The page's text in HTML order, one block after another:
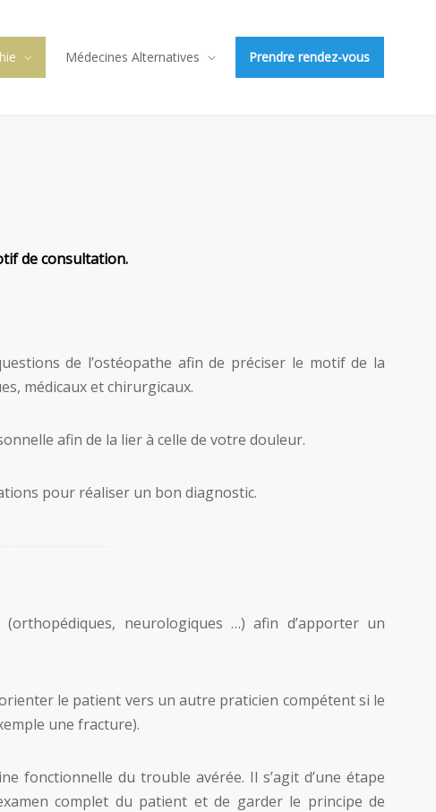
Médecines Alternatives Prendre rendez-vous
de consultation.
de l’ostéopathe afin de préciser le motif de la
médicaux et chirurgicaux.
afin de la lier à celle de votre douleur.
pour réaliser un bon diagnostic.
neurologiques …) afin d’apporter un
le patient vers un autre praticien compétent si le
une fracture).
fonctionnelle du trouble avérée. Il s’agit d’une étape
complet du patient et de garder le principe de